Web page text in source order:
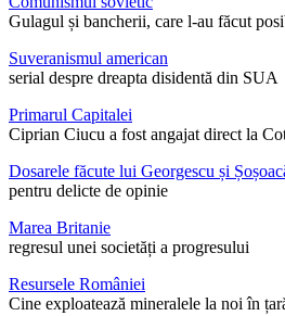
Gulagul și bancherii, care l-au făcut
Suveranismul american
serial despre dreapta disidentă din SUA
Primarul Capitalei
Ciprian Ciucu a fost angajat direct la
Dosarele făcute lui Georgescu și
pentru delicte de opinie
Marea Britanie
regresul unei societăți a progresului
Resursele României
Cine exploatează mineralele la noi în